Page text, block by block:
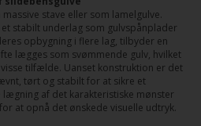
stave eller som lamelgulve.
stabilt underlag som gulvspånplader
opbygning i flere lag, tilbyder en
lægges som svømmende gulv, hvilket
tilfælde. Uanset konstruktion er det
tørt og stabilt for at sikre et
af det karakteristiske mønster
at opnå det ønskede visuelle udtryk.